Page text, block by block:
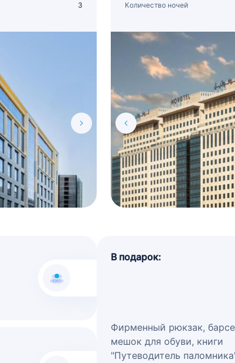
3 Количество ночей
В подарок:
Фирменный рюкзак,
мешок для обуви, книги
"Путеводитель